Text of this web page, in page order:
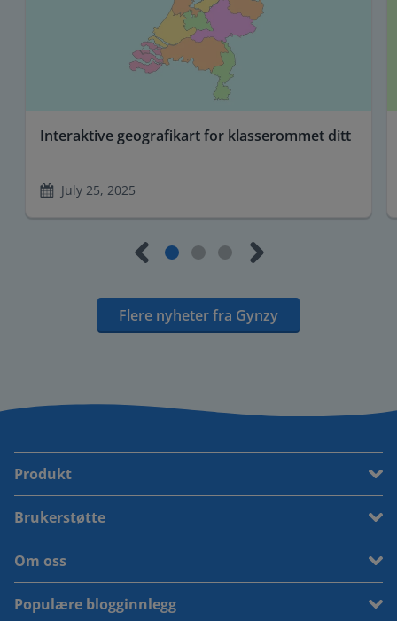
Interaktive geografikart for klasserommet ditt
July 25, 2025
Flere nyheter fra Gynzy
Produkt
Brukerstøtte
Om oss
Populære blogginnlegg